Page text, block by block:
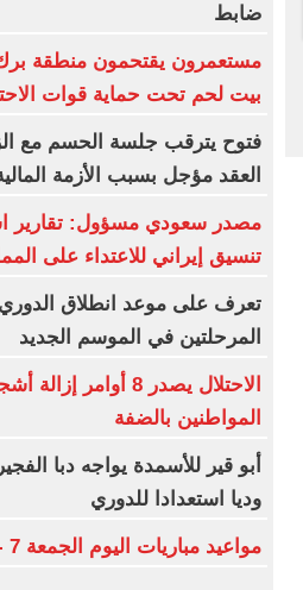
ضابط
مستعمرون يقتحمون منطقة
بيت لحم تحت حماية قوات
فتوح يترقب جلسة الحسم مع
العقد مؤجل بسبب الأزمة
مصدر سعودي مسؤول: تقارير
تنسيق إيراني للاعتداء على
تعرف على موعد انطلاق
المرحلتين في الموسم الجديد
الاحتلال يصدر 8
المواطنين بالضفة
أبو قير للأسمدة يواجه دبا
وديا استعدادا للدوري
مواعيد مباريات اليوم الجمعة 7 -8-2026